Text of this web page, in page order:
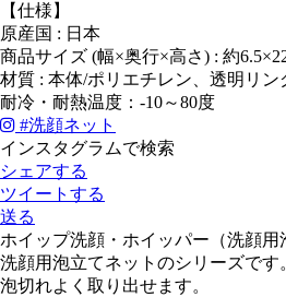
【仕様】
原産国 : 日本
商品サイズ (幅×奥行×高さ) : 約
材質 : 本体/ポリエチレン、透明リ
耐冷・耐熱温度：-10～80度
#洗顔ネット
インスタグラムで検索
シェアする
ツイートする
送る
ホイップ洗顔・ホイッパー（洗顔用
洗顔用泡立てネットのシリーズで
泡切れよく取り出せます。